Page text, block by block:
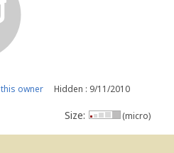
owner Hidden : 9/11/2010
Size: (micro)